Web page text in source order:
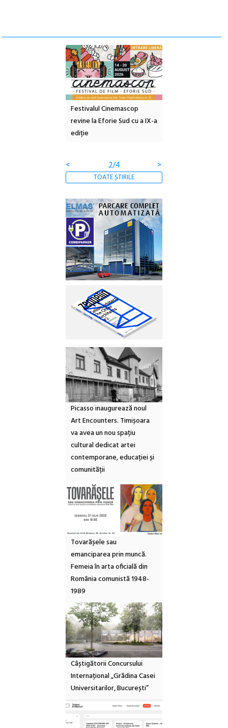
Festivalul Cinemascop
revine la Eforie Sud cu a IX-a
ediție
<
2/4 >
TOATE ȘTIRILE
Picasso inaugurează noul
Art Encounters. Timișoara
va avea un nou spațiu
cultural dedicat artei
contemporane, educației și
comunității
Tovarășele sau
emanciparea prin muncă.
Femeia în arta oficială din
România comunistă 1948-
1989
Câștigătorii Concursului
Internațional „Grădina Casei
Universitarilor, București”